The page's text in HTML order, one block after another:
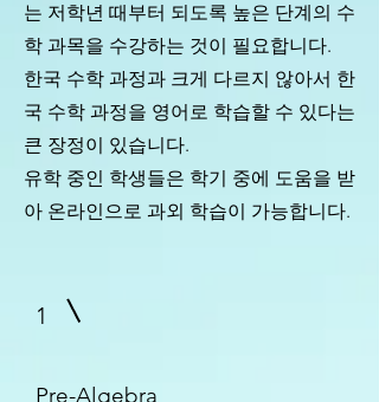
는 저학년 때부터 되도록 높은 단계의 수
학 과목을 수강하는 것이 필요합니다.
​한국 수학 과정과 크게 다르지 않아서 한
국 수학 과정을 영어로 학습할 수 있다는
큰 장정이 있습니다.
​유학 중인 학생들은 학기 중에 도움을 받
아 온라인으로 과외 학습이 가능합니다.
1
Pre-Algebra